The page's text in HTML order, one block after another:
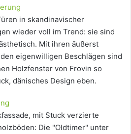
in skandinavischer
wieder voll im Trend: sie sind
Mit ihren äußerst
eigenwilligen Beschlägen sind
Holzfenster von Frovin so
dänisches Design eben.
mit Stuck verzierte
Die "Oldtimer" unter